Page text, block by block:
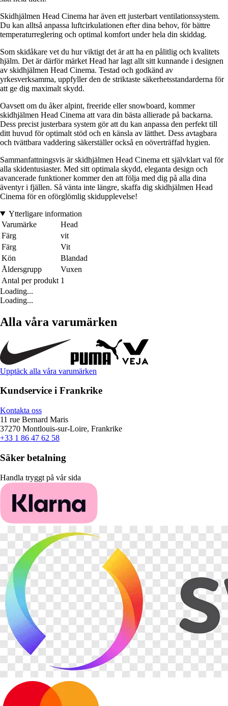
Skidhjälmen Head Cinema har även ett justerbart ventilationssystem.
Du kan alltså anpassa luftcirkulationen efter dina behov, för bättre
temperaturreglering och optimal komfort under hela din skiddag.
Som skidåkare vet du hur viktigt det är att ha en pålitlig och kvalitets
hjälm. Det är därför märket Head har lagt allt sitt kunnande i designen
av skidhjälmen Head Cinema. Testad och godkänd av
yrkesverksamma, uppfyller den de striktaste säkerhetsstandarderna för
att ge dig maximalt skydd.
Oavsett om du åker alpint, freeride eller snowboard, kommer
skidhjälmen Head Cinema att vara din bästa allierade på backarna.
Dess precist justerbara system gör att du kan anpassa den perfekt till
ditt huvud för optimalt stöd och en känsla av lätthet. Dess avtagbara
och tvättbara vaddering säkerställer också en oöverträffad hygien.
Sammanfattningsvis är skidhjälmen Head Cinema ett självklart val för
alla skidentusiaster. Med sitt optimala skydd, eleganta design och
avancerade funktioner kommer den att följa med dig på alla dina
äventyr i fjällen. Så vänta inte längre, skaffa dig skidhjälmen Head
Cinema för en oförglömlig skidupplevelse!
Ytterligare information
Varumärke
Head
Färg
vit
Färg
Vit
Kön
Blandad
Åldersgrupp
Vuxen
Antal per produkt 1
Loading...
Loading...
Alla våra varumärken
Upptäck alla våra varumärken
Kundservice i Frankrike
Kontakta oss
11 rue Bernard Maris
37270 Montlouis-sur-Loire, Frankrike
+33 1 86 47 62 58
Säker betalning
Handla tryggt på vår sida